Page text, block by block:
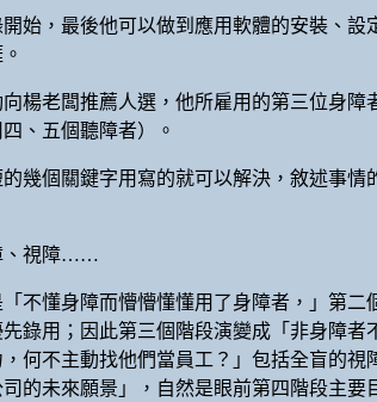
始，最後他可以做到應用軟體的安裝、
楊老闆推薦人選，他所雇用的第三位身障
四、五個聽障者）。
幾個關鍵字用寫的就可以解決，敘述事
、視障……
不懂身障而懵懵懂懂用了身障者，」第
錄用；因此第三個階段演變成「非身障
何不主動找他們當員工？」包括全盲的
的未來願景」，自然是眼前第四階段主